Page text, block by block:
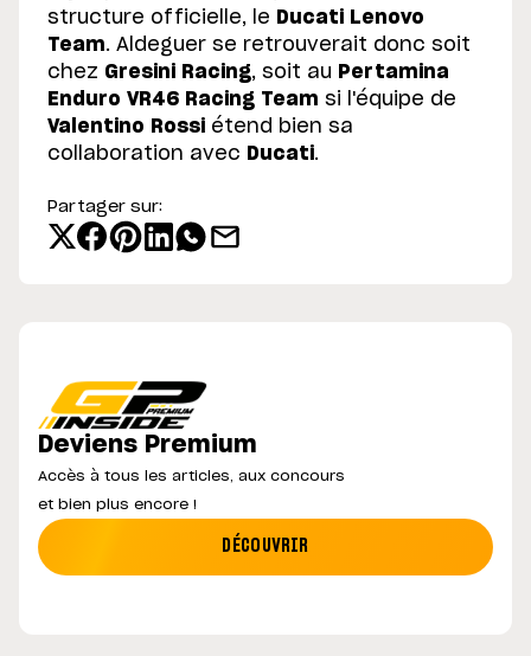
structure officielle, le Ducati Lenovo
Team. Aldeguer se retrouverait donc soit
chez Gresini Racing, soit au Pertamina
Enduro VR46 Racing Team si l'équipe de
Valentino Rossi étend bien sa
collaboration avec Ducati.
Partager sur:
Deviens Premium
Accès à tous les articles, aux concours
et bien plus encore !
DÉCOUVRIR